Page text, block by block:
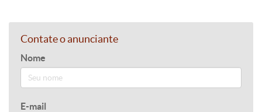
Contate o anunciante
Nome
E-mail